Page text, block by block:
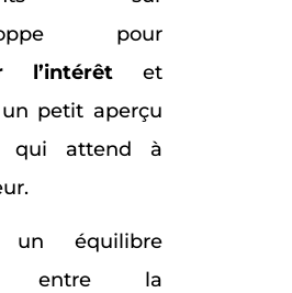
pour
l’intérêt et
un petit aperçu
qui attend à
un équilibre
entre la